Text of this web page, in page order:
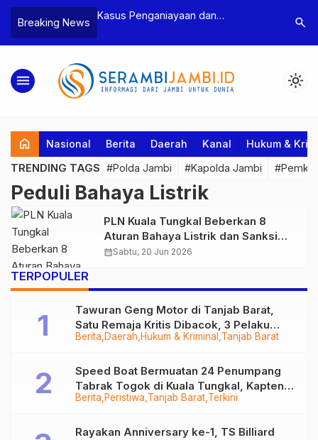
Breaking News
Bea Cukai
Pelaku beserta
dan 146 Gram
Kasus Penganiayaan dan
Tebo Tetapkan Dua Tersangka
Polres
Dua
search
menu light_mode
home Nasional Berita Daerah Kanal Hukum &
TRENDING TAGS #Polda Jambi #Kapolda Jambi
Peduli Bahaya Listrik
PLN Kuala Tungkal Beberkan 8
Aturan Bahaya Listrik dan Sanksi
Nunggak Tagihan
calendar_monthSabtu, 20 Jun 2026
TERPOPULER
Berita Daerah Hukum & Kriminal Tanjab Barat
Tawuran Geng Motor di Tanjab Barat,
Satu Remaja Kritis Dibacok, 3 Pelaku
Ditangkap
Berita Peristiwa Tanjab Barat Terkini
Speed Boat Bermuatan 24 Penumpang
Tabrak Togok di Kuala Tungkal, Kapten
Sempat Hilang
Rayakan Anniversary ke-1, TS Billiard